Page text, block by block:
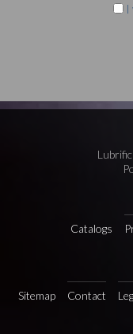
Catalogs
Sitemap Contact